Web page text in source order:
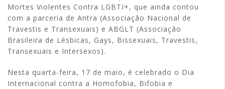
Mortes Violentes Contra LGBTI+, que ainda contou
com a parceria de Antra (Associação Nacional de
Travestis e Transexuais) e ABGLT (Associação
Brasileira de Lésbicas, Gays, Bissexuais, Travestis,
Transexuais e Intersexos).
Nesta quarta-feira, 17 de maio, é celebrado o Dia
Internacional contra a Homofobia, Bifobia e